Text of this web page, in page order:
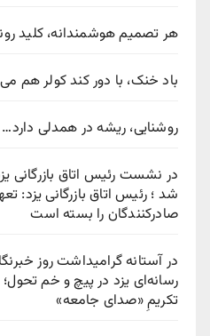
هر تصمیم هوشمندانه، کلید
باد خنک، با دور کند کولر هم
روشنایی، ریشه در همدلی دارد…
در نشست رئیس اتاق بازرگانی
شد ؛ رئیس اتاق بازرگانی یزد:
صادرکنندگان را بسته است
در آستانه گرامیداشت روز
رسانه‌ای یزد در پیچ‌ و خم تحول؛
تکریمِ «صدای جامعه»